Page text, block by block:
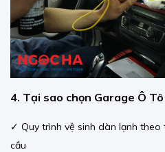
4. Tại sao chọn Garage Ô
✓ Quy trình vệ sinh dàn lạnh theo
cầu